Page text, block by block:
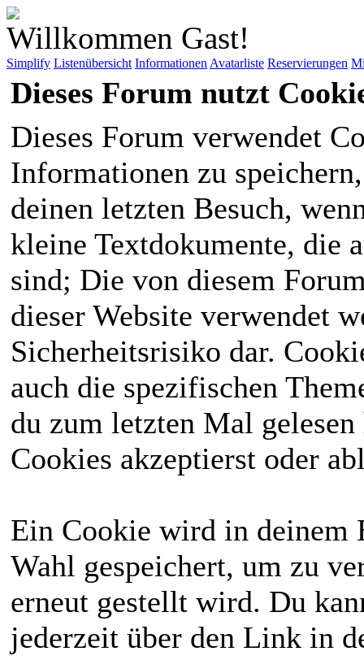
Willkommen Gast!
Simplify Listenübersicht Informationen Avatarliste Reservierungen
Dieses Forum nutzt
Dieses Forum verwendet
Informationen zu
deinen letzten Besuch,
kleine Textdokumente, die
sind; Die von diesem
dieser Website verwendet
Sicherheitsrisiko dar.
auch die spezifischen
du zum letzten Mal
Cookies akzeptierst oder
Ein Cookie wird in deinem
Wahl gespeichert, um zu
erneut gestellt wird. Du
jederzeit über den Link in